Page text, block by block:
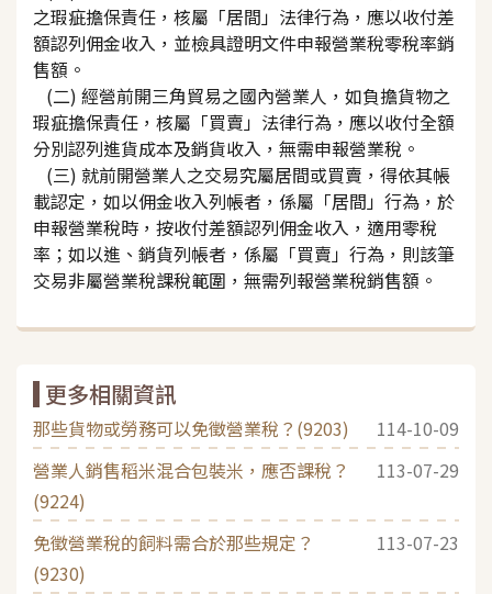
之瑕疵擔保責任，核屬「居間」法律行為，應以收付差
額認列佣金收入，並檢具證明文件申報營業稅零稅率銷
售額。
(二) 經營前開三角貿易之國內營業人，如負擔貨物之
瑕疵擔保責任，核屬「買賣」法律行為，應以收付全額
分別認列進貨成本及銷貨收入，無需申報營業稅。
(三) 就前開營業人之交易究屬居間或買賣，得依其帳
載認定，如以佣金收入列帳者，係屬「居間」行為，於
申報營業稅時，按收付差額認列佣金收入，適用零稅
率；如以進、銷貨列帳者，係屬「買賣」行為，則該筆
交易非屬營業稅課稅範圍，無需列報營業稅銷售額。
更多相關資訊
那些貨物或勞務可以免徵營業稅？(9203)
114-10-09
營業人銷售稻米混合包裝米，應否課稅？
(9224)
113-07-29
免徵營業稅的飼料需合於那些規定？
(9230)
113-07-23